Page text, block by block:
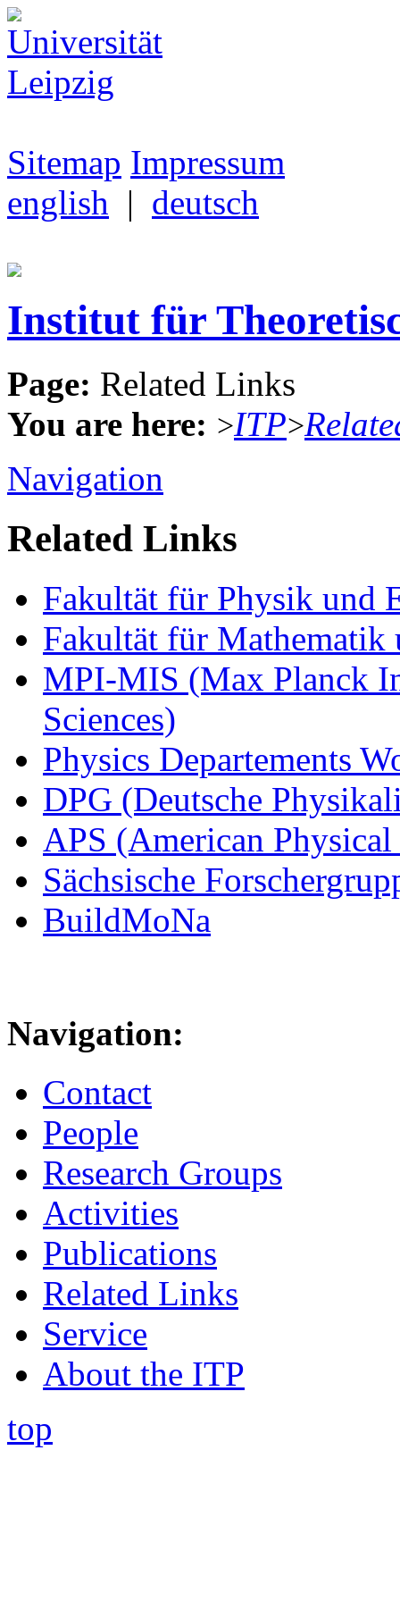
Sitemap Impressum
english | deutsch
Institut für
Page: Related Links
You are here: >ITP>
Navigation
Related Links
Fakultät für Physik und
Fakultät für
MPI-MIS (Max Planck
Sciences)
Physics Departements
DPG (Deutsche
APS (American
Sächsische
BuildMoNa
Navigation:
Contact
People
Research Groups
Activities
Publications
Related Links
Service
About the ITP
top